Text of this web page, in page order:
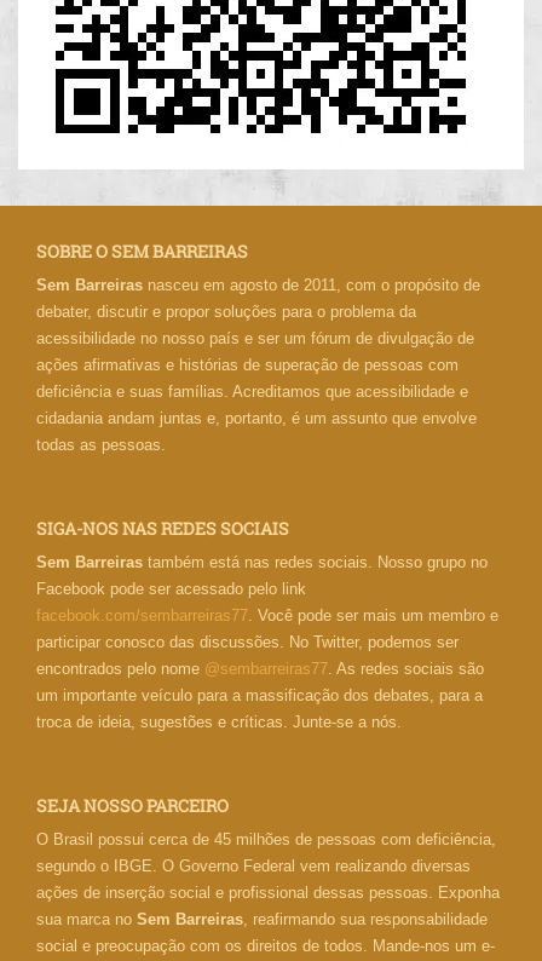
SOBRE O SEM BARREIRAS
Sem Barreiras nasceu em agosto de 2011, com o propósito de
debater, discutir e propor soluções para o problema da
acessibilidade no nosso país e ser um fórum de divulgação de
ações afirmativas e histórias de superação de pessoas com
deficiência e suas famílias. Acreditamos que acessibilidade e
cidadania andam juntas e, portanto, é um assunto que envolve
todas as pessoas.
SIGA-NOS NAS REDES SOCIAIS
Sem Barreiras também está nas redes sociais. Nosso grupo no
Facebook pode ser acessado pelo link
facebook.com/sembarreiras77. Você pode ser mais um membro e
participar conosco das discussões. No Twitter, podemos ser
encontrados pelo nome @sembarreiras77. As redes sociais são
um importante veículo para a massificação dos debates, para a
troca de ideia, sugestões e críticas. Junte-se a nós.
SEJA NOSSO PARCEIRO
O Brasil possui cerca de 45 milhões de pessoas com deficiência,
segundo o IBGE. O Governo Federal vem realizando diversas
ações de inserção social e profissional dessas pessoas. Exponha
sua marca no Sem Barreiras, reafirmando sua responsabilidade
social e preocupação com os direitos de todos. Mande-nos um e-